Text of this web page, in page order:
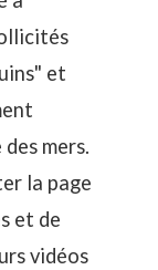
et
mers.
la page
et de
vidéos